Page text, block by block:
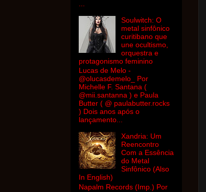
Soulwitch: O
metal sinfônico
curitibano que
une ocultismo,
orquestra e
protagonismo feminino
Lucas de Melo -
@olucasdemelo_ Por
Michelle F. Santana (
@mii.santanna ) e Paula
Butter ( @ paulabutter.rocks
) Dois anos após o
lançamento...
Xandria: Um
Reencontro
Com a Essência
do Metal
Sinfônico (Also
In English)
Napalm Records (Imp.) Por